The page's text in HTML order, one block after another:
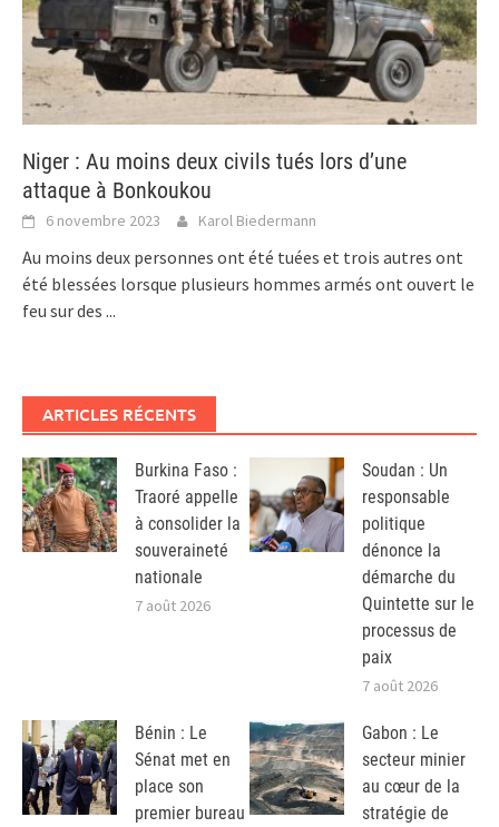
Niger : Au moins deux civils tués lors d’une
attaque à Bonkoukou
6 novembre 2023 Karol Biedermann
Au moins deux personnes ont été tuées et trois autres ont
été blessées lorsque plusieurs hommes armés ont ouvert le
feu sur des ...
ARTICLES RÉCENTS
Burkina Faso :
Traoré appelle
à consolider la
souveraineté
nationale
7 août 2026
Soudan : Un
responsable
politique
dénonce la
démarche du
Quintette sur le
processus de
paix
7 août 2026
Bénin : Le
Sénat met en
place son
premier bureau
Gabon : Le
secteur minier
au cœur de la
stratégie de